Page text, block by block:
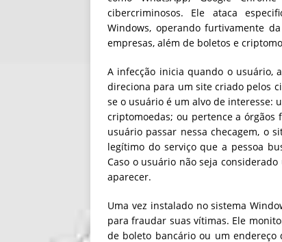
cibercriminosos. Ele ataca
Windows, operando furtivamente
empresas, além de boletos e
A infecção inicia quando o usuário,
direciona para um site criado pelos
se o usuário é um alvo de interesse:
criptomoedas; ou pertence a órgãos
usuário passar nessa checagem, o
legítimo do serviço que a pessoa
Caso o usuário não seja
aparecer.
Uma vez instalado no sistema
para fraudar suas vítimas. Ele
de boleto bancário ou um endereço